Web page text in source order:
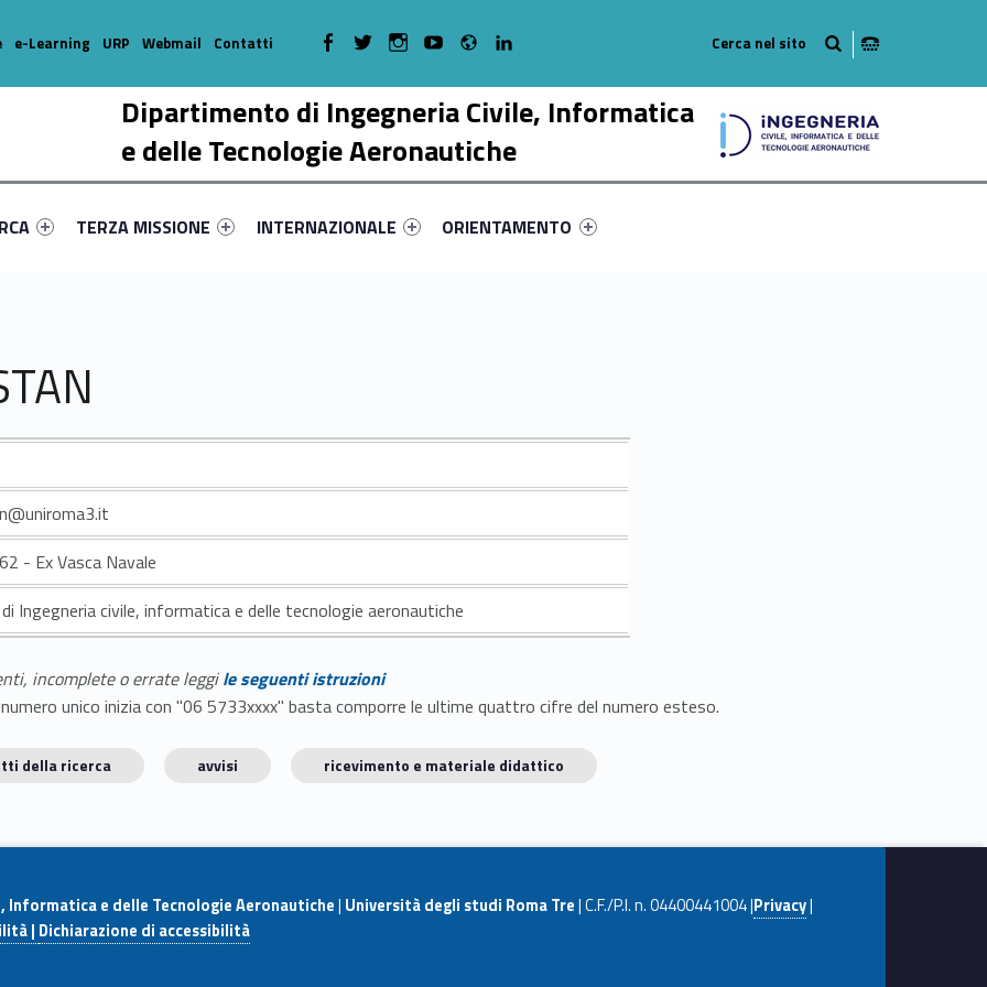
Dipartimento di Ingegneria Civile, Informatica
e delle Tecnologie Aeronautiche
primary-26217-17
#link-menu-primary-22074-38
Link identifier #link-menu-primary-55222-51
TERZA MISSIONE
Link identifier #link-menu-primary-15548-58
INTERNAZIONALE
Link identifier #link-menu-primary-33880-68
ORIENTAMENTO
e-Learning URP Webmail Contatti WebMan on Facebook
WebMan on TwitterWebMan on Instagram
WebMan on Youtube
Radio
- Ex Vasca Navale
Ingegneria civile, informatica e delle tecnologie aeronautiche
incomplete o errate leggile seguenti istruzioni
unico inizia con "06 5733xxxx" basta comporre le ultime quattro cifre del numero esteso.
della ricerca avvisi ricevimento e materiale didattico
Informatica e delle Tecnologie Aeronautiche| Università degli studi Roma Tre| C.F./P.I. n. 04400441004 |Privacy|
| Dichiarazione di accessibilità